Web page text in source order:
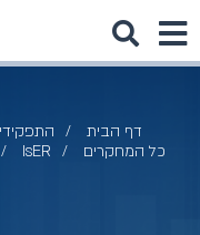
דף הבית
כל המחקרים
IsER